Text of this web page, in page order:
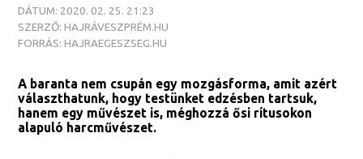
DÁTUM: 2020. 02. 25. 21:23
SZERZŐ: HAJRÁVESZPRÉM.HU
FORRÁS: HAJRAEGESZSEG.HU
A baranta nem csupán egy mozgásforma, amit azért
választhatunk, hogy testünket edzésben tartsuk,
hanem egy művészet is, méghozzá ősi rítusokon
alapuló harcművészet.